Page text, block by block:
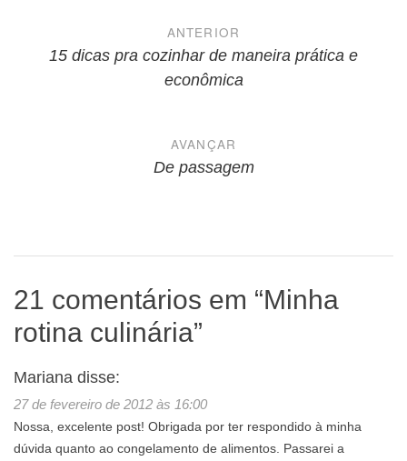
NavegaçãoANTERIOR
15 dicas pra cozinhar de maneira prática e
econômica
AVANÇAR
De passagem
21 comentários em “Minha
rotina culinária”
Mariana disse:
27 de fevereiro de 2012 às 16:00
Nossa, excelente post! Obrigada por ter respondido à minha
dúvida quanto ao congelamento de alimentos. Passarei a